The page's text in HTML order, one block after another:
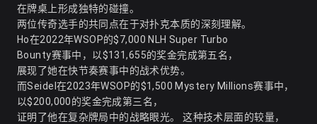
在牌桌上形成独特的碰撞。
两位传奇选手的共同点在于对扑克本质的深刻理解。
Ho在2022年WSOP的$7,000 NLH Super Turbo
Bounty赛事中，以$131,655的奖金完成第五名，
展现了她在快节奏赛事中的战术优势。
而Seidel在2023年WSOP的$1,500 Mystery Millions赛事中，
以$200,000的奖金完成第三名，
证明了他在复杂牌局中的战略眼光。 这种技术层面的较量，